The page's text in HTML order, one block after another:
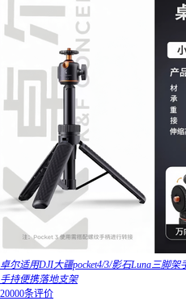
卓尔适用DJI大疆pocket4/3/影石Luna三脚
手持便携落地支架
20000条评价